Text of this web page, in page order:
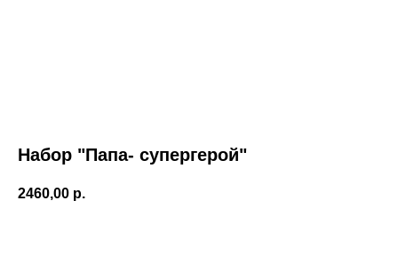
Набор "Папа- супергерой"
2460,00 р.